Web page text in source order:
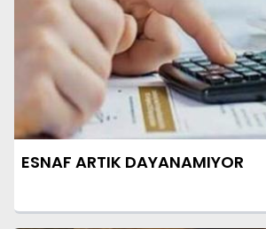
ESNAF ARTIK DAYANAMIYOR